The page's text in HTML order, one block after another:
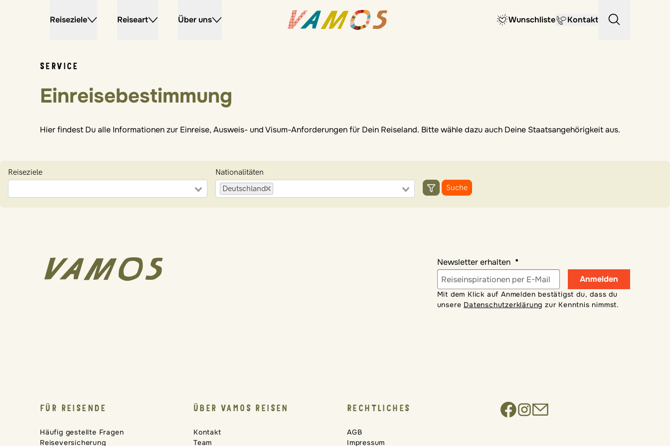
Reiseziele Reiseart Über uns Wunschliste Kontakt
SERVICE
Einreisebestimmung
Hier findest Du alle Informationen zur Einreise, Ausweis- und Visum-Anforderungen für Dein Reiseland. Bitte wähle dazu auch Deine Staatsangehörigkeit aus.
Newsletter erhalten
Anmelden
Mit dem Klick auf Anmelden bestätigst du, dass du
unsere Datenschutzerklärung zur Kenntnis nimmst.
FÜR REISENDE
Häufig gestellte Fragen
Reiseversicherung
ÜBER VAMOS REISEN
Kontakt
Team
RECHTLICHES
AGB
Impressum